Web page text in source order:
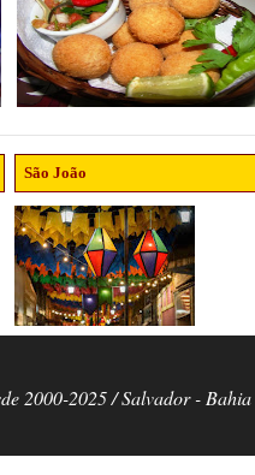
São João
2000-2025 / Salvador -